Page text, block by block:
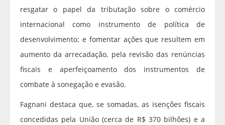
resgatar o papel da tributação sobre o comércio
internacional como instrumento de política de
desenvolvimento; e fomentar ações que resultem em
aumento da arrecadação, pela revisão das renúncias
fiscais e aperfeiçoamento dos instrumentos de
combate à sonegação e evasão.
Fagnani destaca que, se somadas, as isenções fiscais
concedidas pela União (cerca de R$ 370 bilhões) e a